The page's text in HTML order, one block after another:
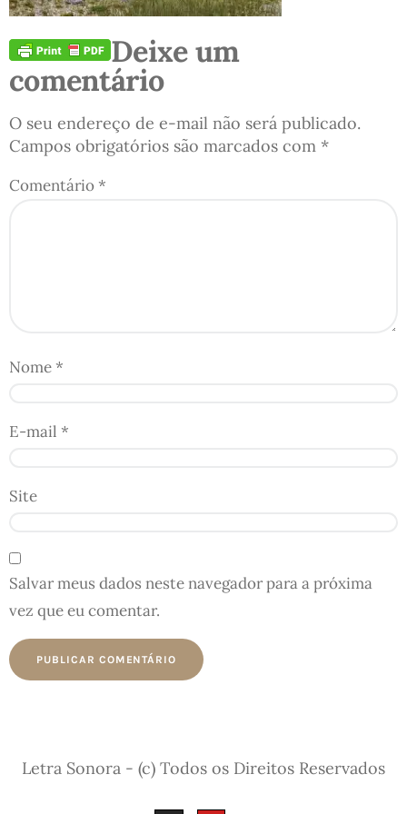
Deixe um
comentário
O seu endereço de e-mail não será publicado.
Campos obrigatórios são marcados com *
Comentário*
Nome*
E-mail *
Site
Salvar meus dados neste navegador para a próxima
vez que eu comentar.
Letra Sonora - (c) Todos os Direitos Reservados